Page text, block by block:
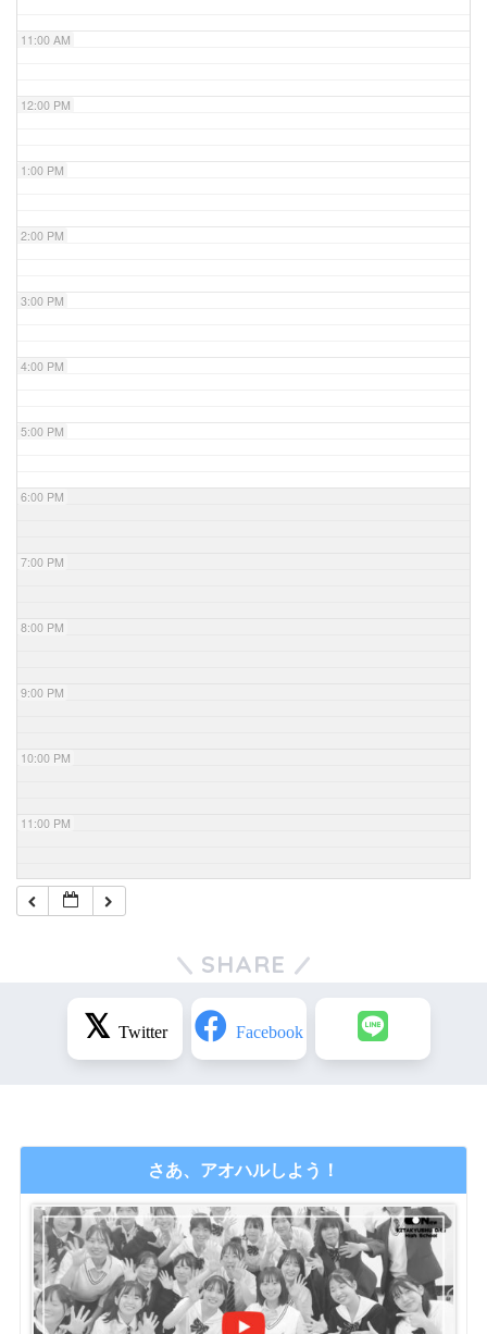
11:00 AM
12:00 PM
1:00 PM
2:00 PM
3:00 PM
4:00 PM
5:00 PM
6:00 PM
7:00 PM
8:00 PM
9:00 PM
10:00 PM
11:00 PM
SHARE
さあ、アオハルしよう！